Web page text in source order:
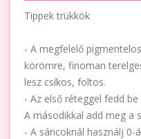
Tippek trükkök
- A megfelelő
körömre, finoman
lesz csíkos, foltos.
- Az első réteggel fedd
A másodikkal add meg a
- A sáncoknál használj 0-